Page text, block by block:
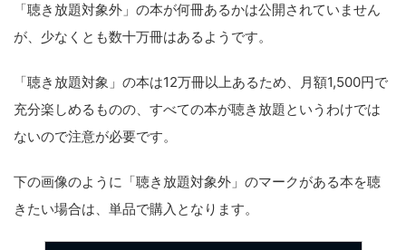
「聴き放題対象外」の本が何冊あるかは公開されていません
が、少なくとも数十万冊はあるようです。
「聴き放題対象」の本は12万冊以上あるため、月額1,500円で
充分楽しめるものの、すべての本が聴き放題というわけでは
ないので注意が必要です。
下の画像のように「聴き放題対象外」のマークがある本を聴
きたい場合は、単品で購入となります。